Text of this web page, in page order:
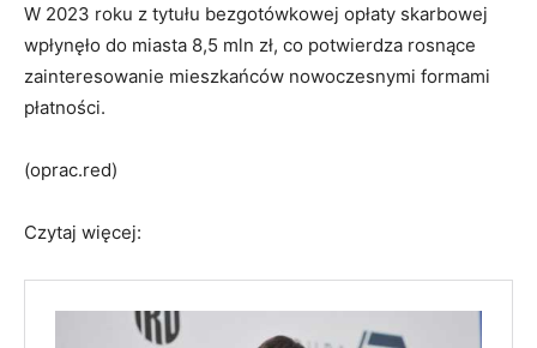
W 2023 roku z tytułu bezgotówkowej opłaty skarbowej
wpłynęło do miasta 8,5 mln zł, co potwierdza rosnące
zainteresowanie mieszkańców nowoczesnymi formami
płatności.
(oprac.red)
Czytaj więcej: